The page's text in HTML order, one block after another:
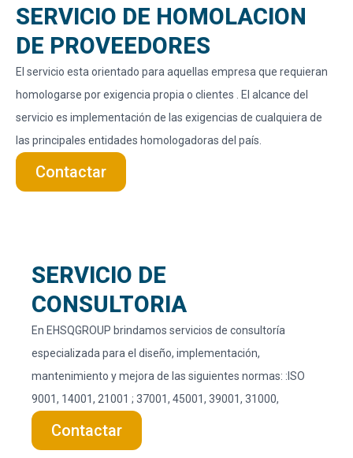
SERVICIO DE HOMOLACION
DE PROVEEDORES​
El servicio esta orientado para aquellas empresa que requieran
homologarse por exigencia propia o clientes . El alcance del
servicio es implementación de las exigencias de cualquiera de
las principales entidades homologadoras del país. ​
Contactar
SERVICIO DE
CONSULTORIA ​​
En EHSQGROUP brindamos servicios de consultoría
especializada para el diseño, implementación,
mantenimiento y mejora de las siguientes normas: :ISO
9001, 14001, 21001 ; 37001, 45001, 39001, 31000,​​
Contactar